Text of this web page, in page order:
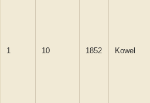
1 10 1852 Kowel